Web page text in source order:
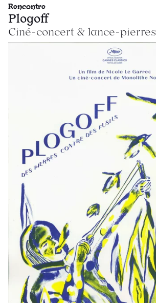
Rencontre
Plogoff
Ciné-concert & lance-pierres